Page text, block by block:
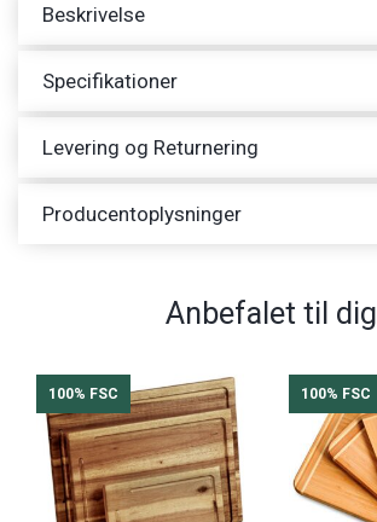
Beskrivelse
Specifikationer
Levering og Returnering
Producentoplysninger
Anbefalet til dig
100% FSC 100% FSC